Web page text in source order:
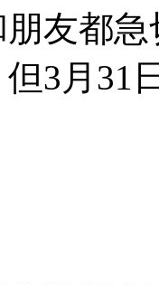
友都
3月31